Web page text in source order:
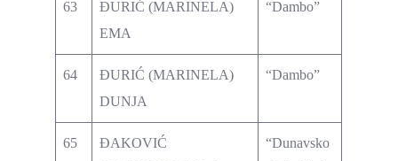
63
ĐURIĆ (MARINELA)
EMA
“Dambo”
64
ĐURIĆ (MARINELA)
DUNJA
“Dambo”
65
ĐAKOVIĆ
“Dunavsko